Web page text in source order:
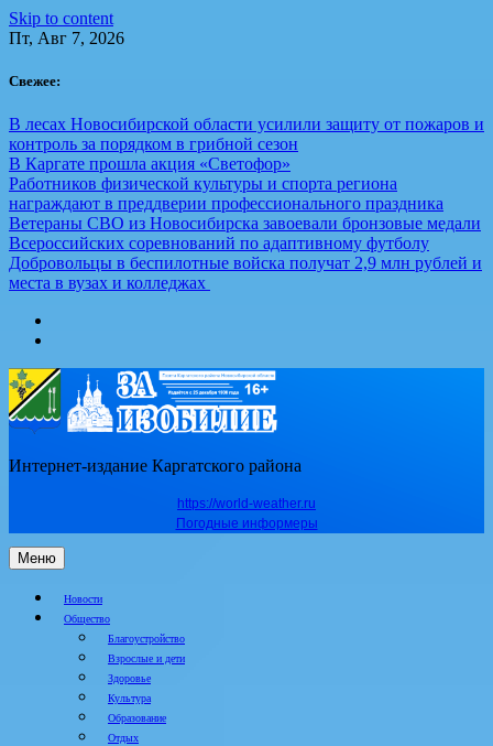
Skip to content
Пт, Авг 7, 2026
Свежее:
В лесах Новосибирской области усилили защиту от пожаров и
контроль за порядком в грибной сезон
В Каргате прошла акция «Светофор»
Работников физической культуры и спорта региона
награждают в преддверии профессионального праздника
Ветераны СВО из Новосибирска завоевали бронзовые медали
Всероссийских соревнований по адаптивному футболу
Добровольцы в беспилотные войска получат 2,9 млн рублей и
места в вузах и колледжах
Интернет-издание Каргатского района
https://world-weather.ru
Погодные информеры
Меню
Новости
Общество
Благоустройство
Взрослые и дети
Здоровье
Культура
Образование
Отдых